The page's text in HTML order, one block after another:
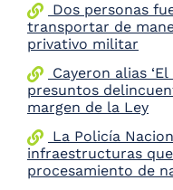
interact
content.
Dos personas
transportar de
privativo militar
Cayeron alias ‘El
presuntos
margen de la Ley
La Policía
infraestructuras
procesamiento de